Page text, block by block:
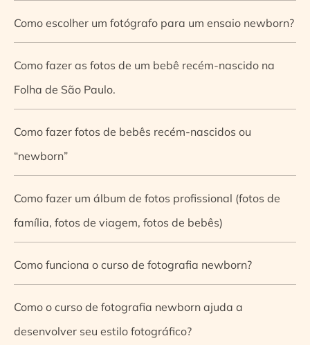
Como escolher um fotógrafo para um ensaio newborn?
Como fazer as fotos de um bebê recém-nascido na
Folha de São Paulo.
Como fazer fotos de bebês recém-nascidos ou
“newborn”
Como fazer um álbum de fotos profissional (fotos de
família, fotos de viagem, fotos de bebês)
Como funciona o curso de fotografia newborn?
Como o curso de fotografia newborn ajuda a
desenvolver seu estilo fotográfico?